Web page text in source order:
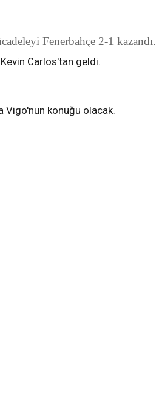
Fenerbahçe 2-1 kazandı.
Carlos'tan geldi.
Vigo'nun konuğu olacak.